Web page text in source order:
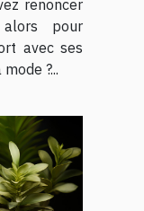
renoncer
pour
avec ses
?...